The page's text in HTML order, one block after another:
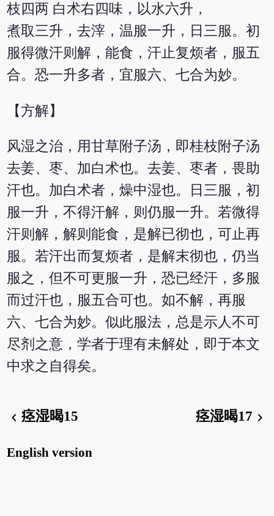
枝四两 白术右四味，以水六升，
煮取三升，去滓，温服一升，日三服。初
服得微汗则解，能食，汗止复烦者，服五
合。恐一升多者，宜服六、七合为妙。
【方解】
风湿之治，用甘草附子汤，即桂枝附子汤
去姜、枣、加白术也。去姜、枣者，畏助
汗也。加白术者，燥中湿也。日三服，初
服一升，不得汗解，则仍服一升。若微得
汗则解，解则能食，是解已彻也，可止再
服。若汗出而复烦者，是解末彻也，仍当
服之，但不可更服一升，恐已经汗，多服
而过汗也，服五合可也。如不解，再服
六、七合为妙。似此服法，总是示人不可
尽剂之意，学者于理有未解处，即于本文
中求之自得矣。
chevron_left痉湿暍15 痉湿暍17 chevron_right
English version